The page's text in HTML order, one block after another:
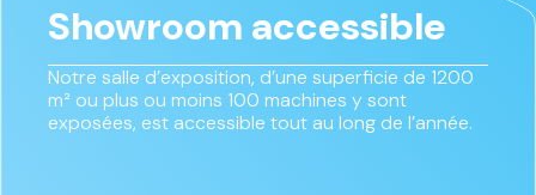
Showroom accessible
Notre salle d’exposition, d’une superficie de 1200
m² ou plus ou moins 100 machines y sont
exposées, est accessible tout au long de l’année.